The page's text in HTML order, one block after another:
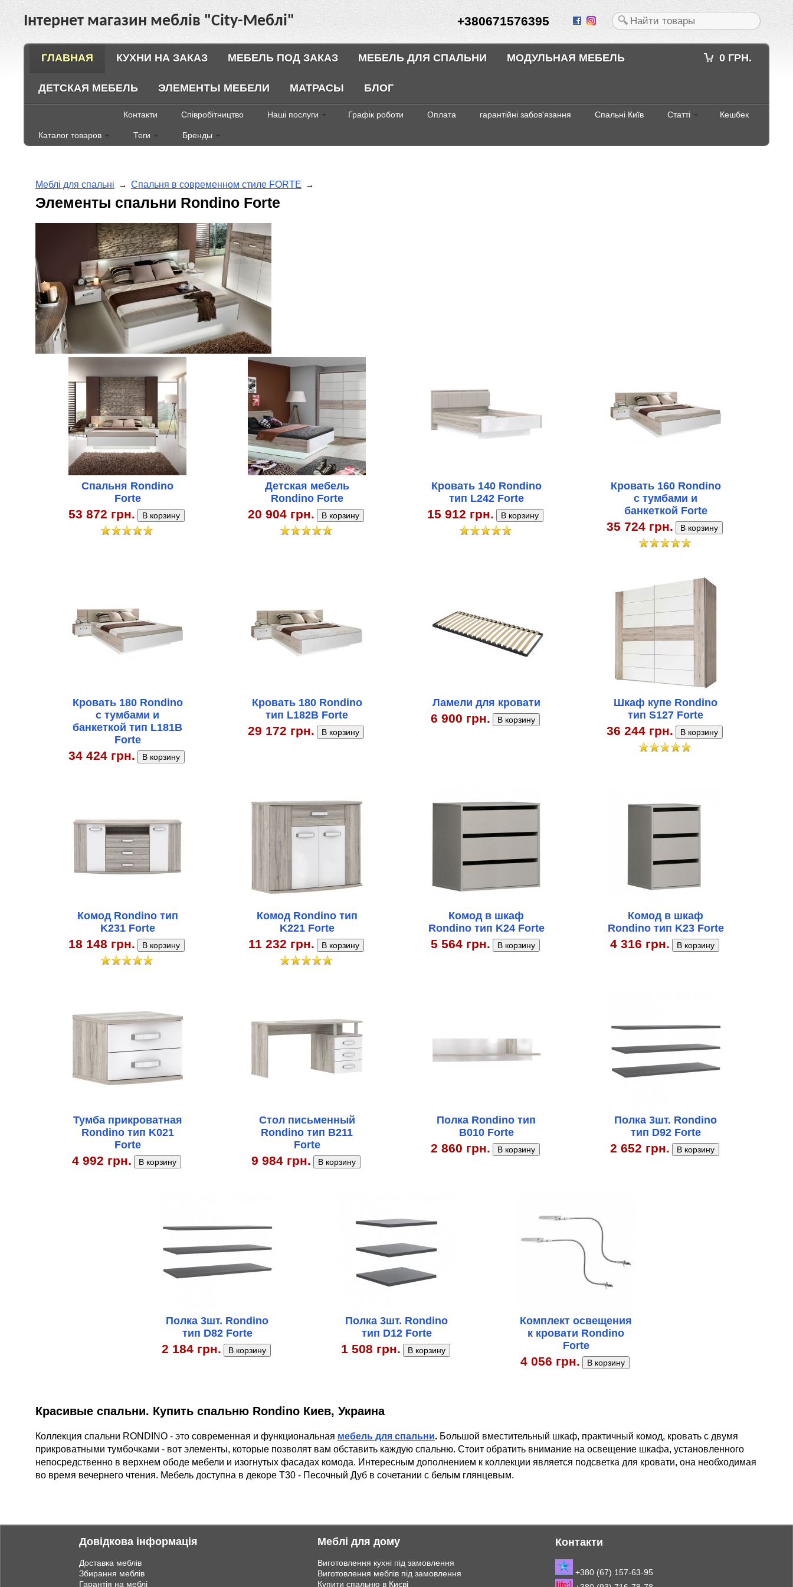
+380671576395
Інтернет магазин меблів "City-Меблі"
0 ГРН.
ГЛАВНАЯ КУХНИ НА ЗАКАЗ МЕБЕЛЬ ПОД ЗАКАЗ МЕБЕЛЬ ДЛЯ СПАЛЬНИ МОДУЛЬНАЯ МЕБЕЛЬ
ДЕТСКАЯ МЕБЕЛЬ ЭЛЕМЕНТЫ МЕБЕЛИ МАТРАСЫ БЛОГ
Контакти Співробітництво Наші послуги Графік роботи Оплата гарантійні забов'язання Спальні Київ Статті Кешбек
Каталог товаров Теги Бренды
Меблі для спальні → Спальня в современном стиле FORTE →
Элементы спальни Rondino Forte
Спальня Rondino
Forte
53 872 грн.
Детская мебель
Rondino Forte
20 904 грн.
Кровать 140 Rondino
тип L242 Forte
15 912 грн.
Кровать 160 Rondino
с тумбами и
банкеткой Forte
35 724 грн.
Кровать 180 Rondino
c тумбами и
банкеткой тип L181В
Forte
34 424 грн.
Кровать 180 Rondino
тип L182В Forte
29 172 грн.
Ламели для кровати
6 900 грн.
Шкаф купе Rondino
тип S127 Forte
36 244 грн.
Комод Rondino тип
K231 Forte
18 148 грн.
Комод Rondino тип
K221 Forte
11 232 грн.
Комод в шкаф
Rondino тип K24 Forte
5 564 грн.
Комод в шкаф
Rondino тип K23 Forte
4 316 грн.
Тумба прикроватная
Rondino тип K021
Forte
4 992 грн.
Стол письменный
Rondino тип B211
Forte
9 984 грн.
Полка Rondino тип
B010 Forte
2 860 грн.
Полка 3шт. Rondino
тип D92 Forte
2 652 грн.
Полка 3шт. Rondino
тип D82 Forte
2 184 грн.
Полка 3шт. Rondino
тип D12 Forte
1 508 грн.
Комплект освещения
к кровати Rondino
Forte
4 056 грн.
Красивые спальни. Купить спальню Rondino Киев, Украина
Коллекция спальни RONDINO - это современная и функциональная мебель для спальни. Большой вместительный шкаф, практичный комод, кровать с двумя
прикроватными тумбочками - вот элементы, которые позволят вам обставить каждую спальню. Стоит обратить внимание на освещение шкафа, установленного
непосредственно в верхнем ободе мебели и изогнутых фасадах комода. Интересным дополнением к коллекции является подсветка для кровати, она необходимая
во время вечернего чтения. Мебель доступна в декоре Т30 - Песочный Дуб в сочетании с белым глянцевым.
Довідкова інформація
Доставка меблів
Збирання меблів
Гарантія на меблі
Меблі для дому
Виготовлення кухні під замовлення
Виготовлення меблів під замовлення
Купити спальню в Києві
Контакти
+380 (67) 157-63-95